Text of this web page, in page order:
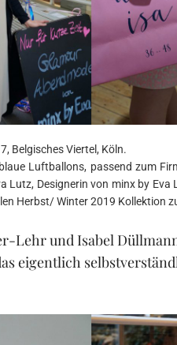
Belgisches Viertel, Köln.
Luftballons, passend zum
Lutz, Designerin von minx by
Herbst/ Winter 2019 Kollektion
Lehr und Isabel
eigentlich